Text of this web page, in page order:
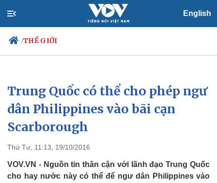
English
/THẾ GIỚI
Chính trị
Đảng
Tổ chức nhân sự
Quốc hội
Xã hội
Tin 24h
Dự báo thời tiết
Trung Quốc có thể cho phép ngư
dân Philippines vào bãi cạn
Scarborough
Thứ Tư, 11:13, 19/10/2016
VOV.VN - Nguồn tin thân cận với lãnh đạo Trung Quốc
cho hay nước này có thể để ngư dân Philippines vào